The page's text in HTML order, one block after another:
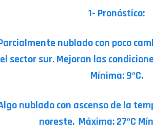
1- Pronóstico:
nublado con poco
sector sur. Mejoran las
Mínima: 9ºC.
nublado con ascenso de la
noreste. Máxima: 27ºC